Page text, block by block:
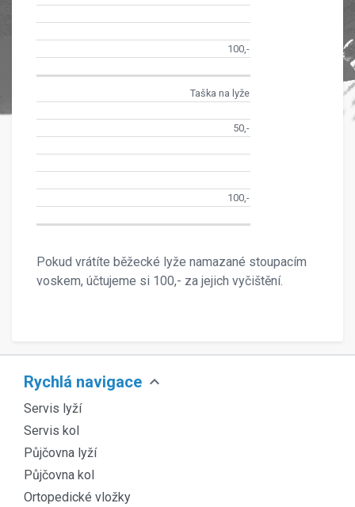
100,-
Taška na lyže
50,-
100,-
Pokud vrátíte běžecké lyže namazané stoupacím
voskem, účtujeme si 100,- za jejich vyčištění.
Rychlá navigace expand_more
Servis lyží
Servis kol
Půjčovna lyží
Půjčovna kol
Ortopedické vložky